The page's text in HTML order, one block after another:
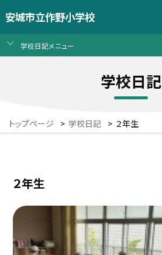
安城市立作野小学校
学校日記メニュー
学校日記
トップページ > 学校日記 > ２年生
２年生